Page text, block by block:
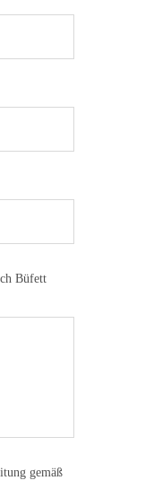
Büfett
gemäß